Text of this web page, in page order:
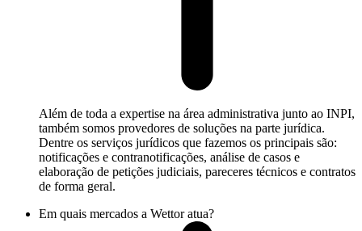
Além de toda a expertise na área administrativa junto ao INPI,
também somos provedores de soluções na parte jurídica.
Dentre os serviços jurídicos que fazemos os principais são:
notificações e contranotificações, análise de casos e
elaboração de petições judiciais, pareceres técnicos e contratos
de forma geral.
Em quais mercados a Wettor atua?